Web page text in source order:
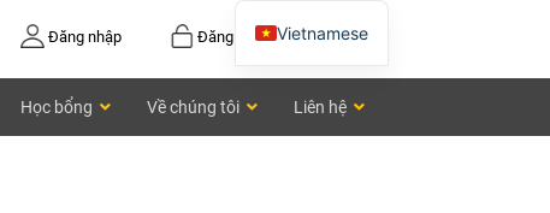
Đăng ký
Đăng nhập
Học bổng Về chúng tôi Liên hệ
Vietnamese
Chinese